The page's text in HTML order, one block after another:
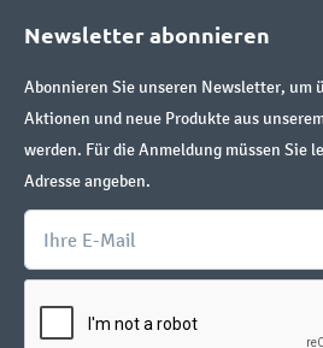
Newsletter abonnieren
Abonnieren Sie unseren Newsletter, um
Aktionen und neue Produkte aus
werden. Für die Anmeldung müssen Sie
Adresse angeben.